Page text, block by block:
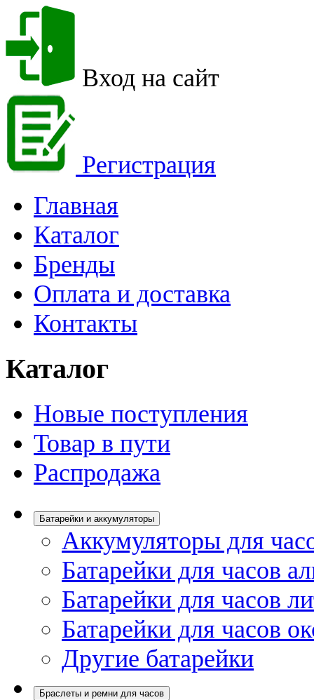
Вход на сайт
Регистрация
Главная
Каталог
Бренды
Оплата и доставка
Контакты
Каталог
Новые поступления
Товар в пути
Распродажа
Батарейки и аккумуляторы
Аккумуляторы для
Батарейки для часов
Батарейки для часов
Батарейки для часов
Другие батарейки
Браслеты и ремни для часов